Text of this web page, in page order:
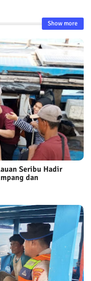
Show more
Seribu Hadir
dan